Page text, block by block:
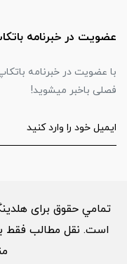
عضویت در خبرنامه
با عضویت در خبرنامه
فصلی باخبر میشوید!
تمامي حقوق برای
است. نقل مطالب فقط